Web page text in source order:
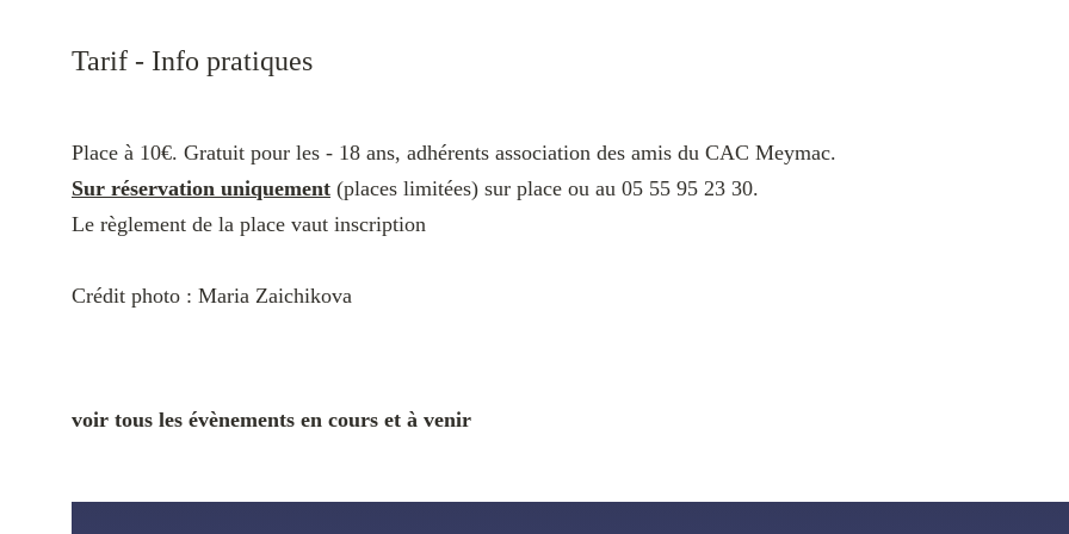
Tarif - Info pratiques
Place à 10€. Gratuit pour les - 18 ans, adhérents association des amis du CAC Meymac.
Sur réservation uniquement (places limitées) sur place ou au 05 55 95 23 30.
Le règlement de la place vaut inscription
Crédit photo : Maria Zaichikova
voir tous les évènements en cours et à venir